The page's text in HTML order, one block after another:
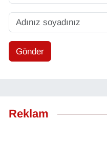
Gönder
Reklam